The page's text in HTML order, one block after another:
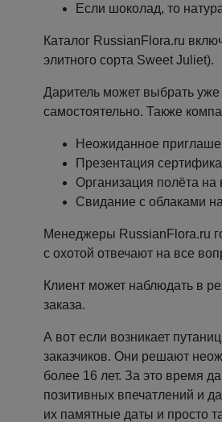
Если шоколад, то
Каталог RussianFlora.ru
элитного сорта Sweet Juliet).
Даритель может выбрать уже
самостоятельно. Также
Неожиданное
Презентация
Организация полёта
Свидание с облаками
Менеджеры RussianFlora.ru
с охотой отвечают на все
Клиент может наблюдать в
заказа.
А вот если возникает
заказчиков. Они решают
более 16 лет. За это время
позитивных впечатлений и
их памятные даты и просто